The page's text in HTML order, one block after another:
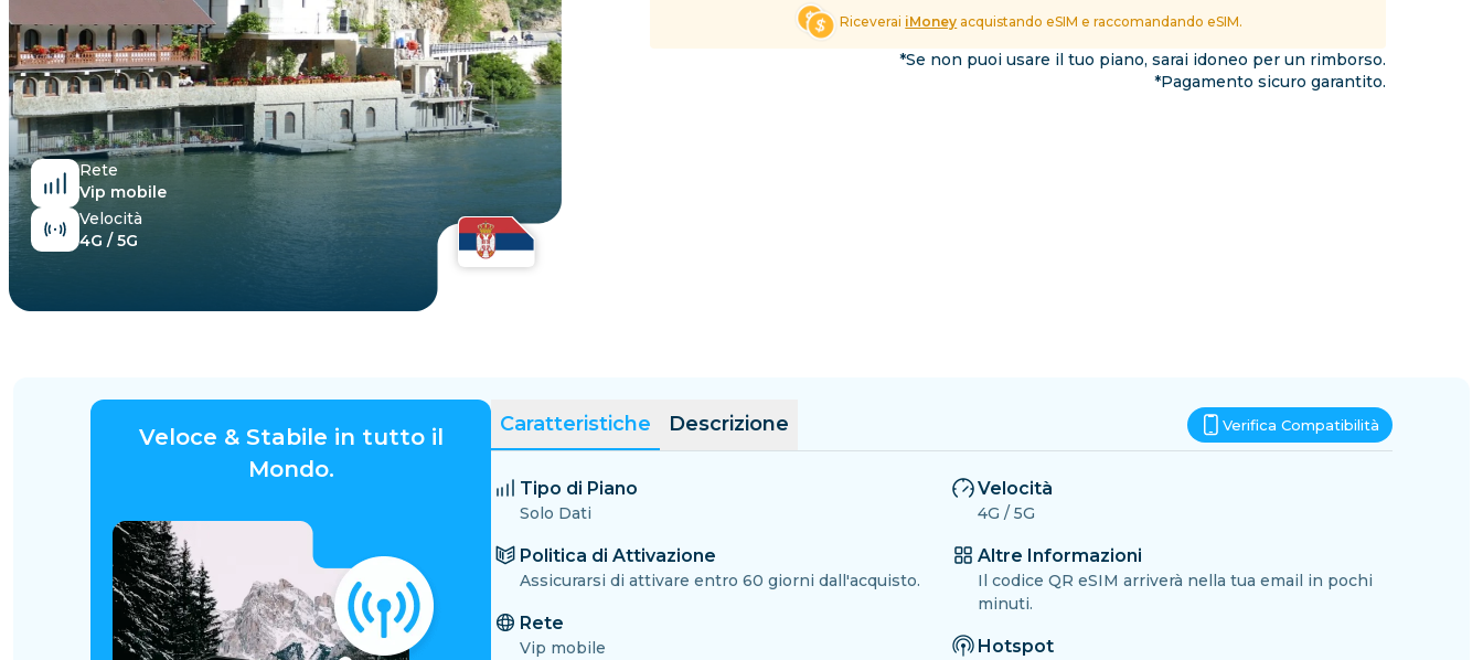
Esplora tutte le Destinazioni
Rete
Vip mobile
Velocità
4G / 5G
Riceverai iMoney acquistando eSIM e raccomandando eSIM.
*Se non puoi usare il tuo piano, sarai idoneo per un rimborso.
*Pagamento sicuro garantito.
Veloce & Stabile in tutto il
Mondo.
Caratteristiche Descrizione Verifica Compatibilità
Tipo di Piano
Solo Dati
Politica di Attivazione
Assicurarsi di attivare entro 60 giorni dall'acquisto.
Rete
Vip mobile
Velocità
4G / 5G
Altre Informazioni
Il codice QR eSIM arriverà nella tua email in pochi
minuti.
Hotspot